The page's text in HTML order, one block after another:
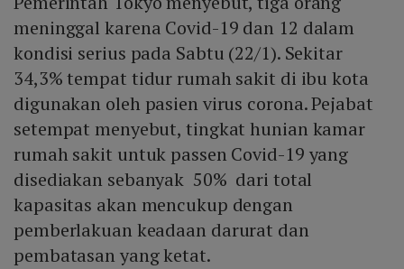
meninggal karena Covid-19 dan 12 dalam
kondisi serius pada Sabtu (22/1). Sekitar
34,3% tempat tidur rumah sakit di ibu kota
digunakan oleh pasien virus corona. Pejabat
setempat menyebut, tingkat hunian kamar
rumah sakit untuk passen Covid-19 yang
disediakan sebanyak 50% dari total
kapasitas akan mencukup dengan
pemberlakuan keadaan darurat dan
pembatasan yang ketat.